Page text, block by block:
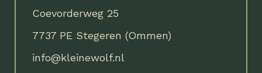
Coevorderweg 25
7737 PE Stegeren (Ommen)
info@kleinewolf.nl